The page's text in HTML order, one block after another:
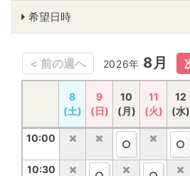
希望日時
2026年 8月
8
(土)
9
(日)
10
(月)
11
(火)
12
(水)
10:00
10:30
2026年 8月
15
(土)
16
(日)
17
(月)
18
(火)
19
(水)
10:00
10:30